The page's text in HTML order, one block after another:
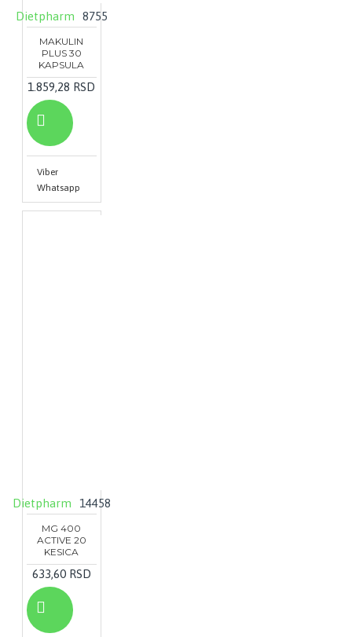
Dietpharm 8755
MAKULIN
PLUS 30
KAPSULA
1.859,28 RSD
Viber
Whatsapp
Dietpharm 14458
MG 400
ACTIVE 20
KESICA
633,60 RSD